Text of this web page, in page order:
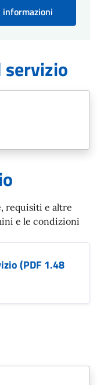
servizio
requisiti e altre
e le condizioni
(PDF 1.48